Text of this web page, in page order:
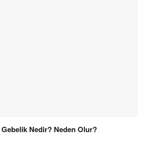
Gebelik Nedir? Neden Olur?